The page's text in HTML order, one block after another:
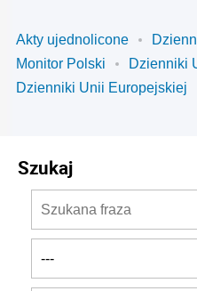
Akty ujednolicone
Monitor Polski
Dzienniki
Dzienniki Unii Europejskiej
Szukaj